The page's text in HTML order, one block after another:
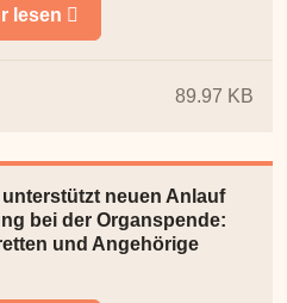
lesen
89.97 KB
neuen Anlauf
bei der Organspende:
und Angehörige